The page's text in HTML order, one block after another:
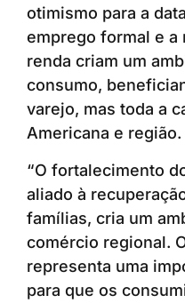
otimismo para a
emprego formal e a
renda criam um
consumo,
varejo, mas toda a
Americana e região.
“O fortalecimento
aliado à
famílias, cria um
comércio regional.
representa uma
para que os